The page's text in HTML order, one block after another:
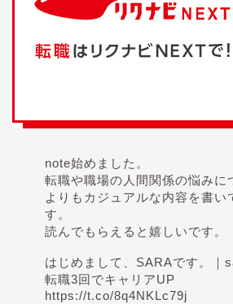
note始めました。
転職や職場の人間関係の悩みに
よりもカジュアルな内容を書い
す。
読んでもらえると嬉しいです。
はじめまして、SARAです。｜
転職3回でキャリアUP
https://t.co/8q4NKLc79j